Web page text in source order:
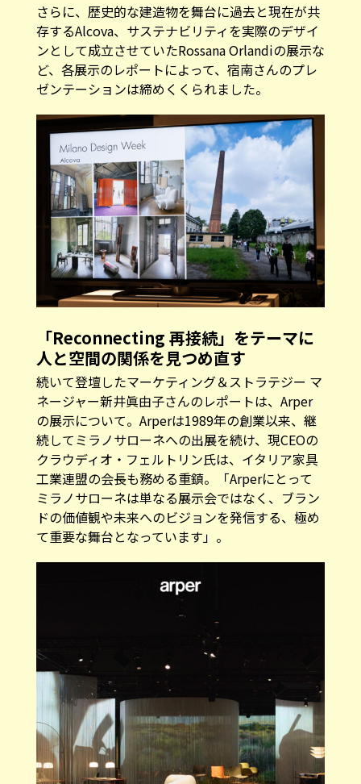
さらに、歴史的な建造物を舞台に過去と現在が共
存するAlcova、サステナビリティを実際のデザイ
ンとして成立させていたRossana Orlandiの展示な
ど、各展示のレポートによって、宿南さんのプレ
ゼンテーションは締めくくられました。
「Reconnecting 再接続」をテーマに
人と空間の関係を見つめ直す
続いて登壇したマーケティング＆ストラテジー マ
ネージャー新井眞由子さんのレポートは、Arper
の展示について。Arperは1989年の創業以来、継
続してミラノサローネへの出展を続け、現CEOの
クラウディオ・フェルトリン氏は、イタリア家具
工業連盟の会長も務める重鎮。「Arperにとって
ミラノサローネは単なる展示会ではなく、ブラン
ドの価値観や未来へのビジョンを発信する、極め
て重要な舞台となっています」。